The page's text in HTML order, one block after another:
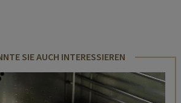
SIE AUCH INTERESSIEREN